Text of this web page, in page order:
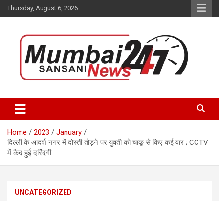
Skip
to
Thursday, August 6, 2026
Mumbai Sansani
time updates on recent news around the World.
Home 2023
January
दिल्ली के आदर्श नगर में दोस्ती तोड़ने पर युवती को चाकू से किए कई वार ; CCTV
में कैद हुई दरिंदगी
UNCATEGORIZED